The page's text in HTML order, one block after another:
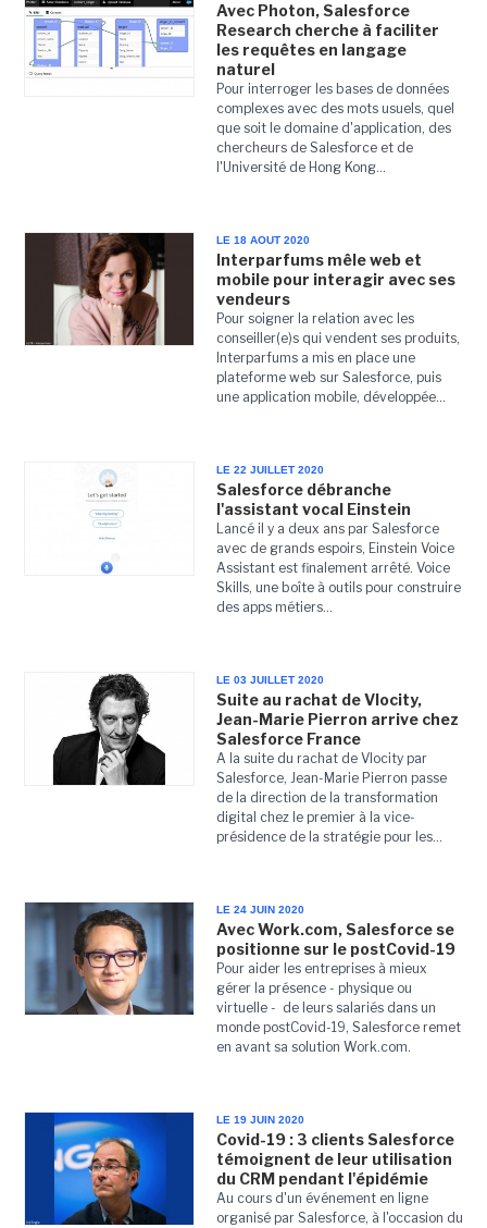
Avec Photon, Salesforce
Research cherche à faciliter
les requêtes en langage
naturel
Pour interroger les bases de données
complexes avec des mots usuels, quel
que soit le domaine d'application, des
chercheurs de Salesforce et de
l'Université de Hong Kong...
LE 18 AOUT 2020
Interparfums mêle web et
mobile pour interagir avec ses
vendeurs
Pour soigner la relation avec les
conseiller(e)s qui vendent ses produits,
Interparfums a mis en place une
plateforme web sur Salesforce, puis
une application mobile, développée...
LE 22 JUILLET 2020
Salesforce débranche
l'assistant vocal Einstein
Lancé il y a deux ans par Salesforce
avec de grands espoirs, Einstein Voice
Assistant est finalement arrêté. Voice
Skills, une boîte à outils pour construire
des apps métiers...
LE 03 JUILLET 2020
Suite au rachat de Vlocity,
Jean-Marie Pierron arrive chez
Salesforce France
A la suite du rachat de Vlocity par
Salesforce, Jean-Marie Pierron passe
de la direction de la transformation
digital chez le premier à la vice-
présidence de la stratégie pour les...
LE 24 JUIN 2020
Avec Work.com, Salesforce se
positionne sur le postCovid-19
Pour aider les entreprises à mieux
gérer la présence - physique ou
virtuelle - de leurs salariés dans un
monde postCovid-19, Salesforce remet
en avant sa solution Work.com.
LE 19 JUIN 2020
Covid-19 : 3 clients Salesforce
témoignent de leur utilisation
du CRM pendant l'épidémie
Au cours d'un événement en ligne
organisé par Salesforce, à l'occasion du